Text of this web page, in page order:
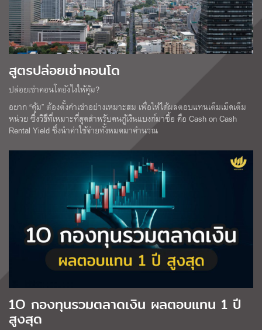
สูตรปล่อยเช่าคอนโด
ปล่อยเช่าคอนโดยังไงให้คุ้ม?
อยาก “คุ้ม” ต้องตั้งค่าเช่าอย่างเหมาะสม เพื่อให้ได้ผลตอบแทนเต็มเม็ดเต็ม
หน่วย ซึ่งวิธีที่เหมาะที่สุดสำหรับคนกู้เงินแบงก์มาซื้อ คือ Cash on Cash
Rental Yield ซึ่งนำค่าใช้จ่ายทั้งหมดมาคำนวณ
1O กองทุนรวมตลาดเงิน ผลตอบแทน 1 ปี
สูงสุด